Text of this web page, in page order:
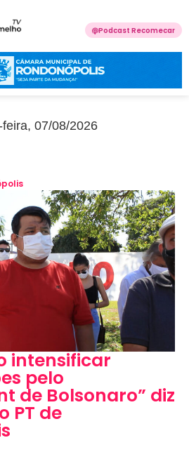
Podcast Recomecar
feira, 07/08/2026
intensificar
pelo
de Bolsonaro” diz
PT de